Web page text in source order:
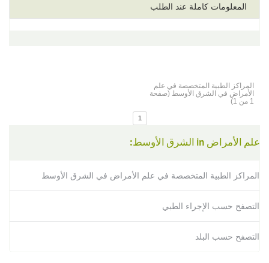
المعلومات كاملة عند الطلب
المراكز الطبية المتخصصة في علم
الأمراض في الشرق الأوسط (صفحة
1 من 1)
1
علم الأمراض in الشرق الأوسط:
المراكز الطبية المتخصصة في علم الأمراض في الشرق الأوسط
التصفح حسب الإجراء الطبي
التصفح حسب البلد